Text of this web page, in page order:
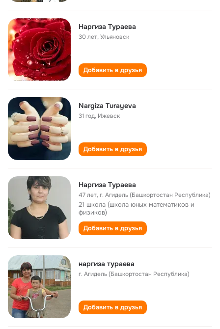
Наргиза Тураева
30 лет,Ульяновск
Добавить в друзья
Nargiza Turayeva
31 год, Ижевск
Добавить в друзья
Наргиза Тураева
47 лет,г. Агидель (Башкортостан Республика)
21 школа (школа юных математиков и
физиков)
Добавить в друзья
наргиза тураева
г. Агидель (Башкортостан Республика)
Добавить в друзья